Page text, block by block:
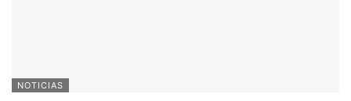
NOTICIAS